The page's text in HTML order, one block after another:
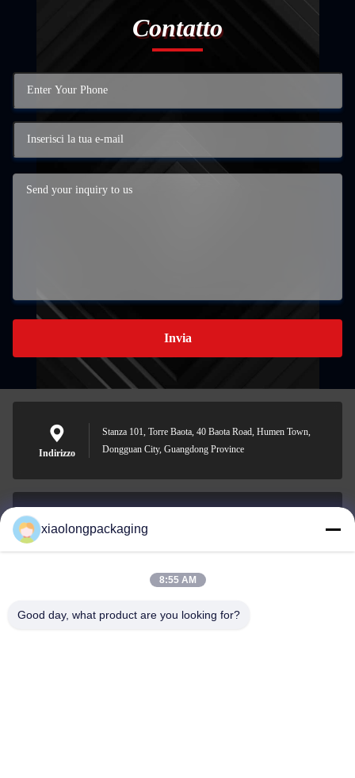
Contatto
Invia
Indirizzo
Stanza 101, Torre Baota, 40 Baota Road, Humen Town,
Dongguan City, Guangdong Province
Tina@xiaolongpackaging.com
0086-15322891631
xiaolongpackaging
8:55 AM
Good day, what product are you looking for?